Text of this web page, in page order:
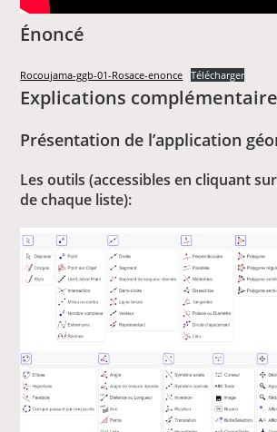
Énoncé
Rocoujama-ggb-01-Rosace-enonce Télécharger
Explications
Présentation de l’application
Les outils (accessibles en cliquant
de chaque liste):